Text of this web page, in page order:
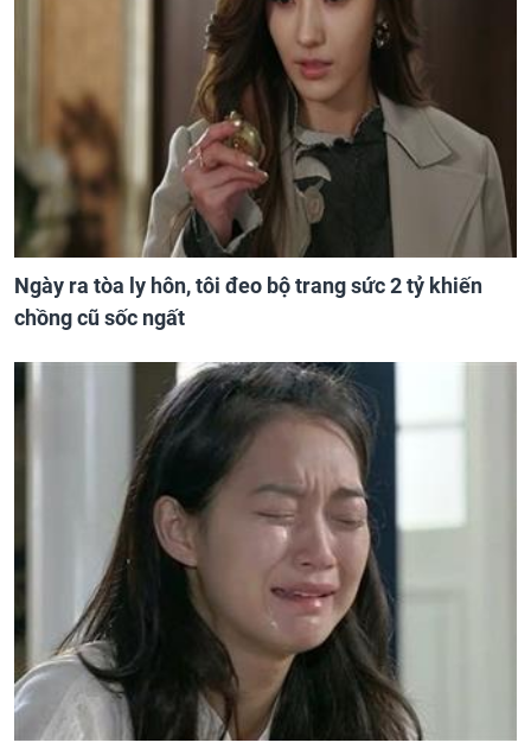
Ngày ra tòa ly hôn, tôi đeo bộ trang sức 2 tỷ khiến
chồng cũ sốc ngất